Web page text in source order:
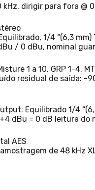
dirigir para fora @
1/4 “(6,3
/ 0 dBu, nominal
1 a 10, GRP 1-4,
residual de saída: -
Equilibrado 1/4
dBu = 0 dB leitura
AES
de 48 kHz